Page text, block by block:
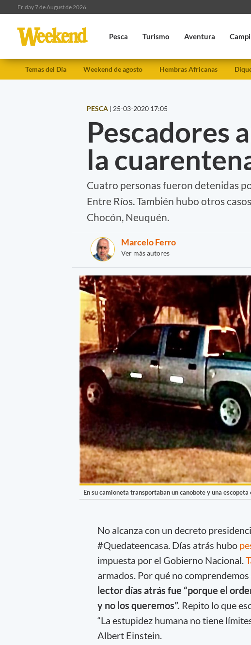
Friday 7 de August de 2026
Pesca Turismo Aventura
Temas del Día Weekend de agosto Hembras Africanas
PESCA | 25-03-2020 17:05
Pescadores
la
Cuatro personas fueron detenidas
Entre Ríos. También hubo otros
Chocón, Neuquén.
Marcelo Ferro
Ver más autores
En su camioneta transportaban un canobote y una
No alcanza con un decreto
#Quedateencasa. Días atrás hubo
impuesta por el Gobierno Nacional.
armados. Por qué no
lector días atrás fue “porque el
y no los queremos”. Repito lo que
“La estupidez humana no tiene
Albert Einstein.